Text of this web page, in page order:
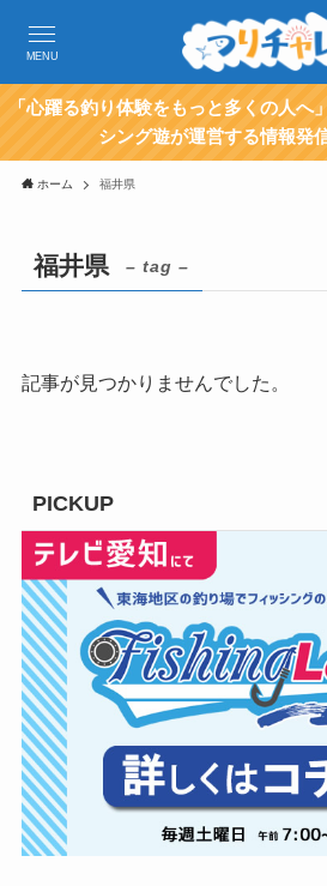
MENU
「心躍る釣り体験をもっと多くの人へ
シング遊が運営する情報発
ホーム 福井県
福井県 – tag –
記事が見つかりませんでした。
PICKUP